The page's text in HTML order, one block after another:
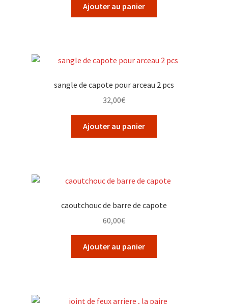
Ajouter au panier
sangle de capote pour arceau 2 pcs
32,00€
Ajouter au panier
caoutchouc de barre de capote
60,00€
Ajouter au panier